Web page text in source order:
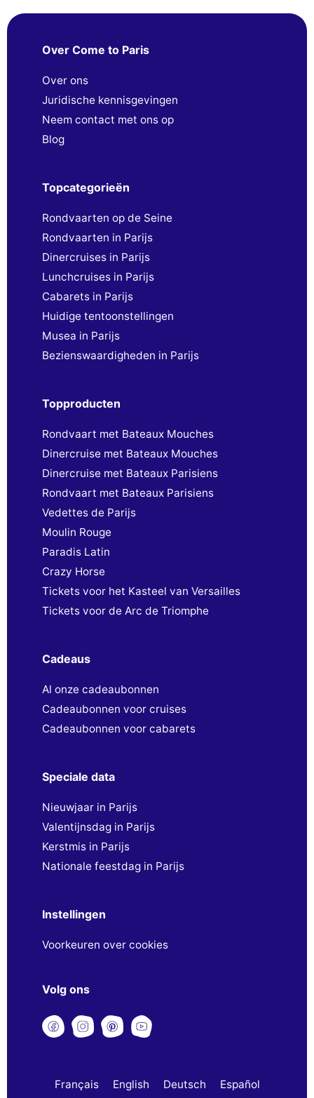
Over Come to Paris
Over ons
Juridische kennisgevingen
Neem contact met ons op
Blog
Topcategorieën
Rondvaarten op de Seine
Rondvaarten in Parijs
Dinercruises in Parijs
Lunchcruises in Parijs
Cabarets in Parijs
Huidige tentoonstellingen
Musea in Parijs
Bezienswaardigheden in Parijs
Topproducten
Rondvaart met Bateaux Mouches
Dinercruise met Bateaux Mouches
Dinercruise met Bateaux Parisiens
Rondvaart met Bateaux Parisiens
Vedettes de Parijs
Moulin Rouge
Paradis Latin
Crazy Horse
Tickets voor het Kasteel van Versailles
Tickets voor de Arc de Triomphe
Cadeaus
Al onze cadeaubonnen
Cadeaubonnen voor cruises
Cadeaubonnen voor cabarets
Speciale data
Nieuwjaar in Parijs
Valentijnsdag in Parijs
Kerstmis in Parijs
Nationale feestdag in Parijs
Instellingen
Voorkeuren over cookies
Volg ons
Français English Deutsch Español